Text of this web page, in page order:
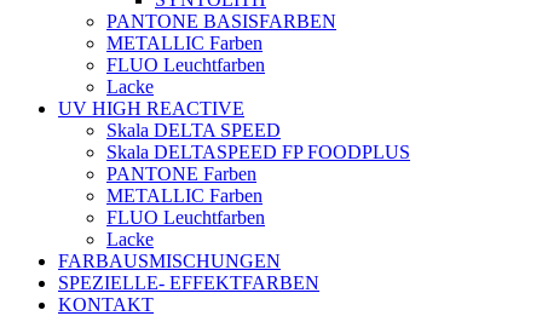
PANTONE BASISFARBEN
METALLIC Farben
FLUO Leuchtfarben
Lacke
UV HIGH REACTIVE
Skala DELTA SPEED
Skala DELTASPEED FP FOODPLUS
PANTONE Farben
METALLIC Farben
FLUO Leuchtfarben
Lacke
FARBAUSMISCHUNGEN
SPEZIELLE- EFFEKTFARBEN
KONTAKT